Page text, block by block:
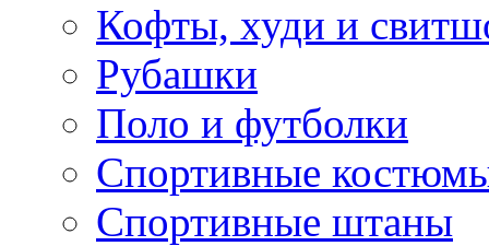
Кофты, худи и
Рубашки
Поло и футболки
Спортивные
Спортивные штаны